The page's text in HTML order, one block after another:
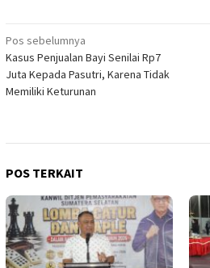
Navigasi
pos
Pos sebelumnya
Kasus Penjualan Bayi Senilai Rp7
Juta Kepada Pasutri, Karena Tidak
Memiliki Keturunan
POS TERKAIT